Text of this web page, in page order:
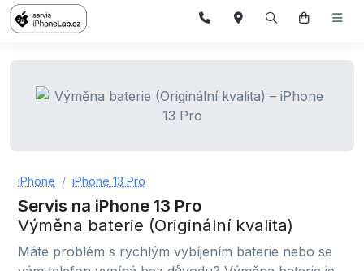
iPhone iPhone 13 Pro
Servis na iPhone 13 Pro
Výměna baterie (Originální kvalita)
Máte problém s rychlým vybíjením baterie nebo se